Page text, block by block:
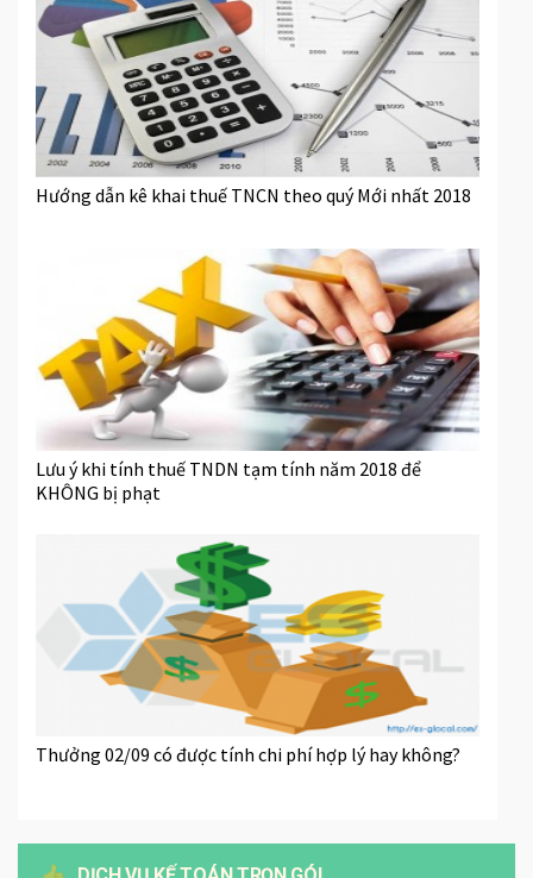
Hướng dẫn kê khai thuế TNCN theo quý Mới nhất 2018
Lưu ý khi tính thuế TNDN tạm tính năm 2018 để
KHÔNG bị phạt
Thưởng 02/09 có được tính chi phí hợp lý hay không?